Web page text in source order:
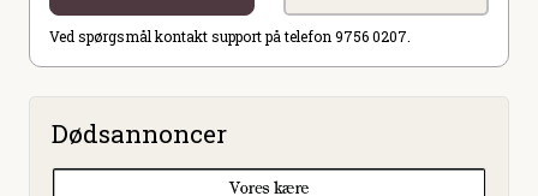
Ved spørgsmål kontakt support på telefon 9756 0207.
Dødsannoncer